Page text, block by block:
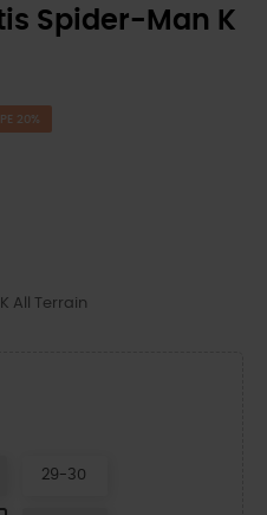
Spider-Man K
20%
All Terrain
29-30